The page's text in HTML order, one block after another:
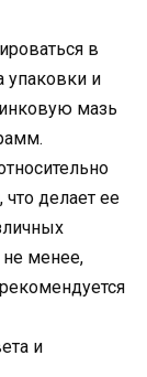
в
упаковки и
мазь
делает ее
менее,
и